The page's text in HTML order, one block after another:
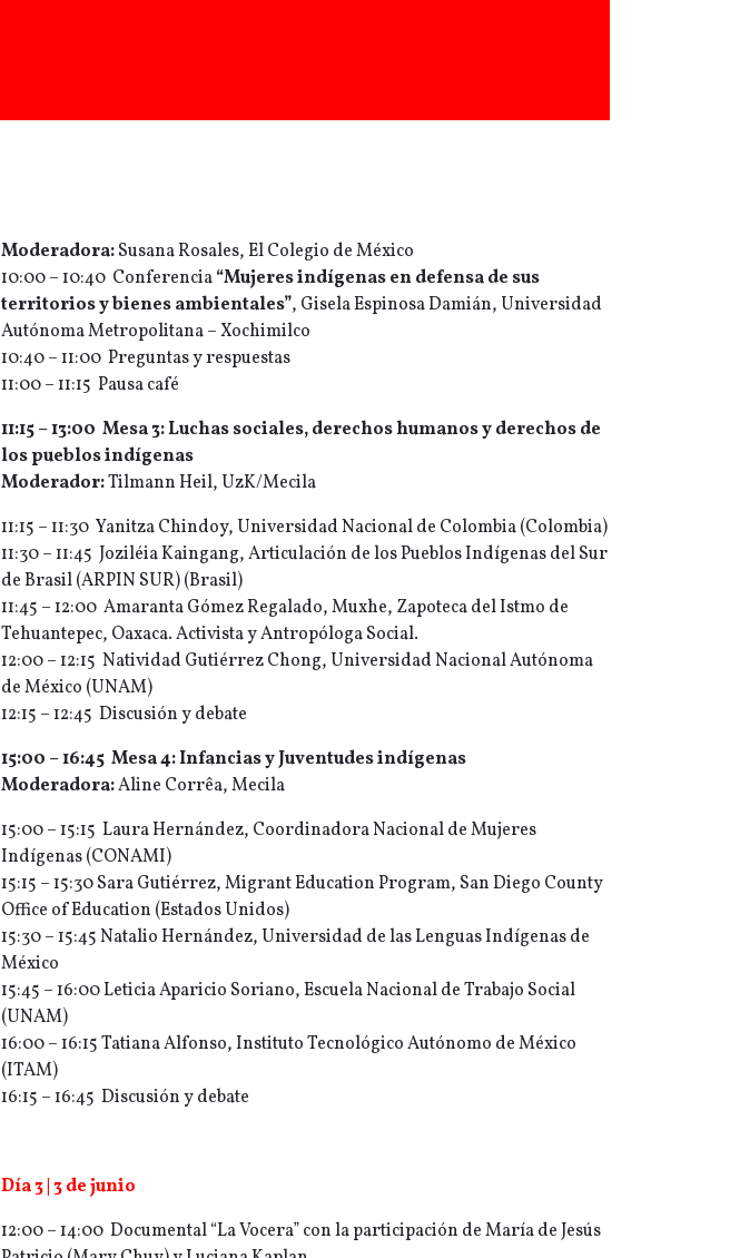
Moderadora:Susana Rosales, El Colegio de México
10:00 – 10:40 Conferencia“Mujeres indígenas en defensa de sus
territorios y bienes ambientales”, Gisela Espinosa Damián, Universidad
Autónoma Metropolitana – Xochimilco
10:40 – 11:00 Preguntas y respuestas
11:00 – 11:15 Pausa café
11:15 – 13:00 Mesa 3: Luchas sociales, derechos humanos y derechos de
los pueblosindígenas
Moderador:Tilmann Heil, UzK/Mecila
11:15 – 11:30 Yanitza Chindoy, Universidad Nacional de Colombia (Colombia)
11:30 – 11:45 Joziléia Kaingang, Articulación de los Pueblos Indígenas del Sur
de Brasil (ARPIN SUR) (Brasil)
11:45 – 12:00 Amaranta Gómez Regalado, Muxhe, Zapoteca del Istmo de
Tehuantepec, Oaxaca. Activista y Antropóloga Social.
12:00 – 12:15 Natividad Gutiérrez Chong, Universidad Nacional Autónoma
de México (UNAM)
12:15 – 12:45 Discusión y debate
15:00 – 16:45 Mesa4: Infancias y Juventudes indígenas
Moderadora:Aline Corrêa, Mecila
15:00 – 15:15 Laura Hernández, Coordinadora Nacional de Mujeres
Indígenas (CONAMI)
15:15 – 15:30 Sara Gutiérrez, Migrant Education Program, San Diego County
Office of Education (Estados Unidos)
15:30 – 15:45 Natalio Hernández, Universidad de las Lenguas Indígenas de
México
15:45 – 16:00 Leticia Aparicio Soriano, Escuela Nacional de Trabajo Social
(UNAM)
16:00 – 16:15 Tatiana Alfonso, Instituto Tecnológico Autónomo de México
(ITAM)
16:15 – 16:45 Discusión y debate
Día 3 | 3 de junio
12:00 – 14:00 Documental “La Vocera” con la participación de María de Jesús